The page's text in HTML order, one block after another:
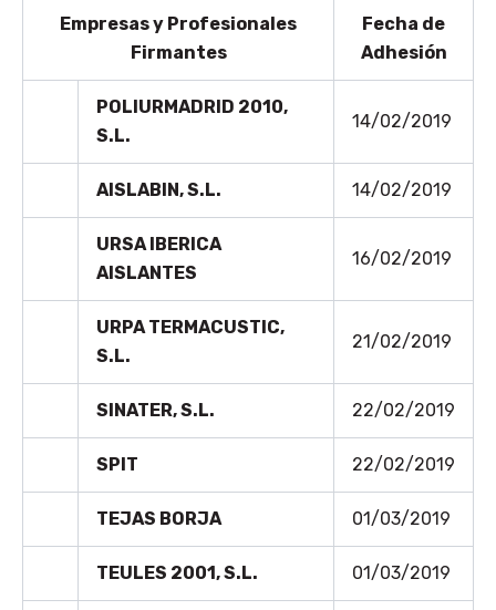
Empresas y Profesionales
Firmantes
Fecha de
Adhesión
POLIURMADRID 2010,
S.L.
14/02/2019
AISLABIN, S.L. 14/02/2019
URSA IBERICA
AISLANTES
16/02/2019
URPA TERMACUSTIC,
S.L.
21/02/2019
SINATER, S.L. 22/02/2019
SPIT 22/02/2019
TEJAS BORJA 01/03/2019
TEULES 2001, S.L. 01/03/2019